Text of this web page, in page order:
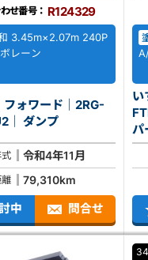
せ番号： R124329
3.45m×2.07m 240P
レーン
フォワード｜2RG-
FTR90U2｜ ダンプ
令和4年11月
79,310km
中 問合せ
い
パ
34